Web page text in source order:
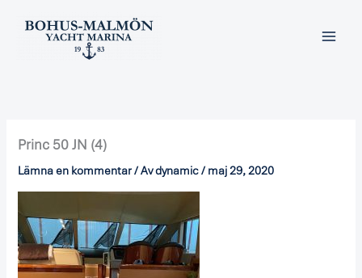
Princ 50 JN (4)
Lämna en kommentar/ Avdynamic/ maj 29, 2020